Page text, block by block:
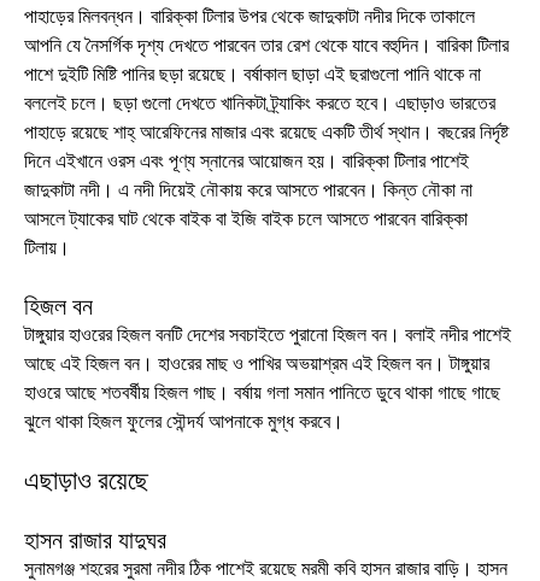
পাহাড়ের মিলবন্ধন। বারিক্কা টিলার উপর থেকে জাদুকাটা নদীর দিকে তাকালে
আপনি যে নৈসর্গিক দৃশ্য দেখতে পারবেন তার রেশ থেকে যাবে বহুদিন। বারিকা টিলার
পাশে দুইটি মিষ্টি পানির ছড়া রয়েছে। বর্ষাকাল ছাড়া এই ছরাগুলো পানি থাকে না
বললেই চলে। ছড়া গুলো দেখতে খানিকটা ট্র্যাকিং করতে হবে। এছাড়াও ভারতের
পাহাড়ে রয়েছে শাহ্ আরেফিনের মাজার এবং রয়েছে একটি তীর্থ স্থান। বছরের নির্দৃষ্ট
দিনে এইখানে ওরস এবং পূণ্য স্নানের আয়োজন হয়। বারিক্কা টিলার পাশেই
জাদুকাটা নদী। এ নদী দিয়েই নৌকায় করে আসতে পারবেন। কিন্ত নৌকা না
আসলে ট্যাকের ঘাট থেকে বাইক বা ইজি বাইক চলে আসতে পারবেন বারিক্কা
টিলায়।
হিজল বন
টাঙ্গুয়ার হাওরের হিজল বনটি দেশের সবচাইতে পুরানো হিজল বন। বলাই নদীর পাশেই
আছে এই হিজল বন। হাওরের মাছ ও পাখির অভয়াশ্রম এই হিজল বন। টাঙ্গুয়ার
হাওরে আছে শতবর্ষীয় হিজল গাছ। বর্ষায় গলা সমান পানিতে ডুবে থাকা গাছে গাছে
ঝুলে থাকা হিজল ফুলের সৌন্দর্য আপনাকে মুগ্ধ করবে।
এছাড়াও রয়েছে
হাসন রাজার যাদুঘর
সুনামগঞ্জ শহরের সুরমা নদীর ঠিক পাশেই রয়েছে মরমী কবি হাসন রাজার বাড়ি। হাসন